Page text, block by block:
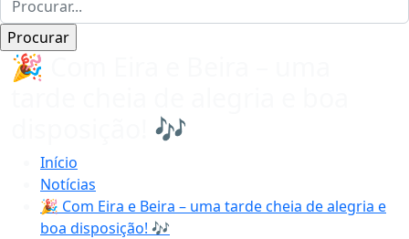
🎉 Com Eira e Beira – uma
disposição! 🎶
Início
Notícias
🎉 Com Eira e Beira – uma tarde cheia de alegria e
boa disposição! 🎶